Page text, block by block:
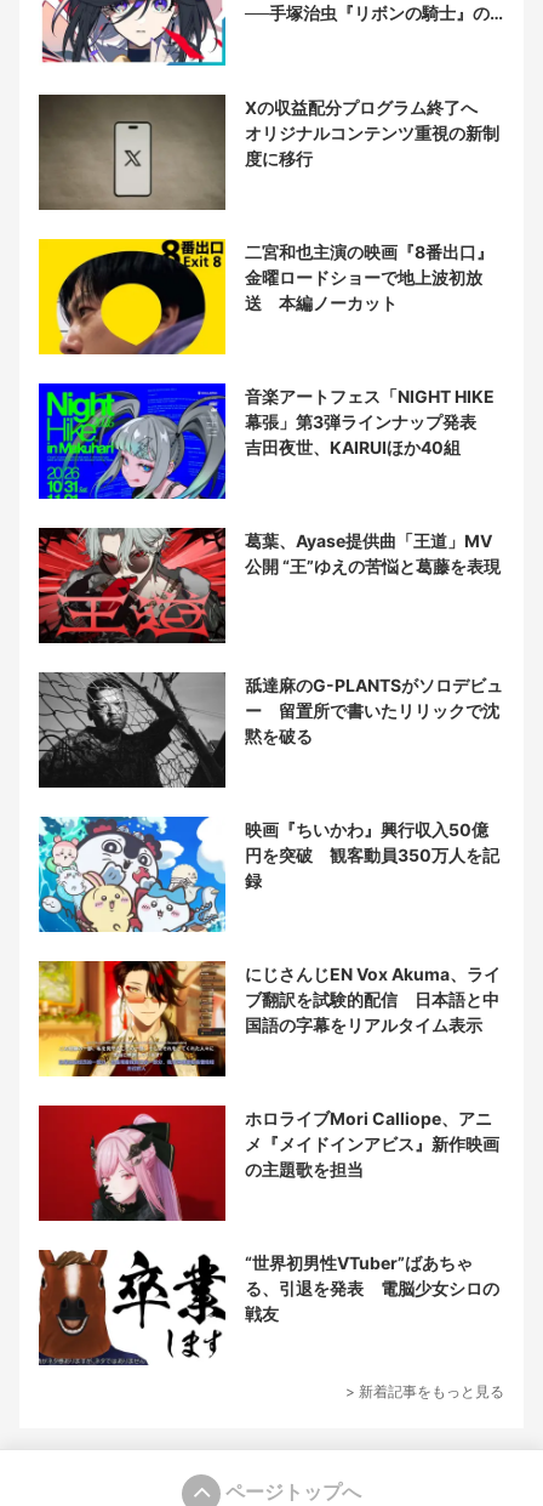
──手塚治虫『リボンの騎士』の
Xの収益配分プログラム終了へ
オリジナルコンテンツ重視の新制
度に移行
二宮和也主演の映画『8番出口』
金曜ロードショーで地上波初放
送 本編ノーカット
音楽アートフェス「NIGHT HIKE
幕張」第3弾ラインナップ発表
吉田夜世、KAIRUIほか40組
葛葉、Ayase提供曲「王道」MV
公開 “王”ゆえの苦悩と葛藤を表現
舐達麻のG-PLANTSがソロデビュ
ー 留置所で書いたリリックで沈
黙を破る
映画『ちいかわ』興行収入50億
円を突破 観客動員350万人を記
録
にじさんじEN Vox Akuma、ライ
ブ翻訳を試験的配信 日本語と中
国語の字幕をリアルタイム表示
ホロライブMori Calliope、アニ
メ『メイドインアビス』新作映画
の主題歌を担当
“世界初男性VTuber”ばあちゃ
る、引退を発表 電脳少女シロの
戦友
> 新着記事をもっと見る
ページトップへ